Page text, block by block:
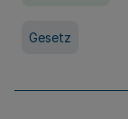
Gesetz